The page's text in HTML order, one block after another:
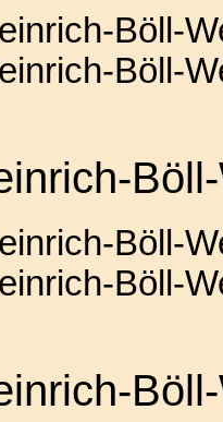
Böll-
Böll-
Böll-
Böll-